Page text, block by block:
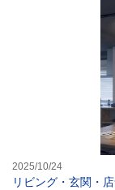
2025/10/24
リビング・玄関・